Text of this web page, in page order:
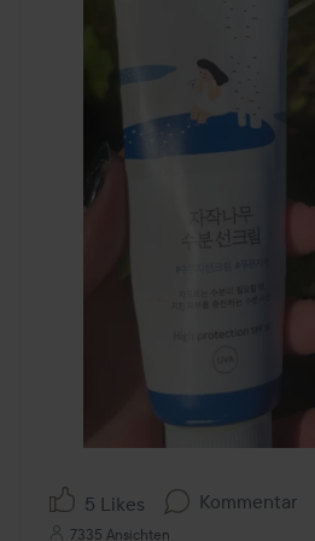
5 Likes Kommentar
7335 Ansichten